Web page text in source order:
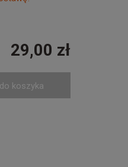
29,00 zł
koszyka